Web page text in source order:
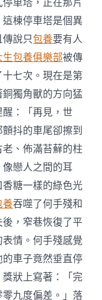
棟停車塔是個異
傳說只包養要有人
生包養俱樂部被傳
七次。現在是第
獨角獸的方向猛
：「再見，世
抖的車尾卻擦到
、佈滿苔蘚的柱
戀人之間的耳
糖一樣的綠色光
養吞噬了何手殘和
後，窄巷恢復了平
情。何手殘感覺
車子竟然垂直停
狀上寫著：「完
九度偏差。」落